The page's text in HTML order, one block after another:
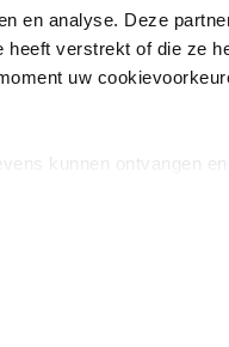
en analyse. Deze
verstrekt of die ze
uw
kunnen ontvangen en
openingstijden
worden